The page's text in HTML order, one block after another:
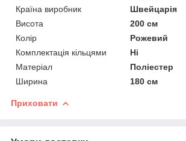
Країна виробник
Швейцарія
Висота
200 см
Колір
Рожевий
Комплектація кільцями
Ні
Матеріал
Поліестер
Ширина
180 см
Приховати